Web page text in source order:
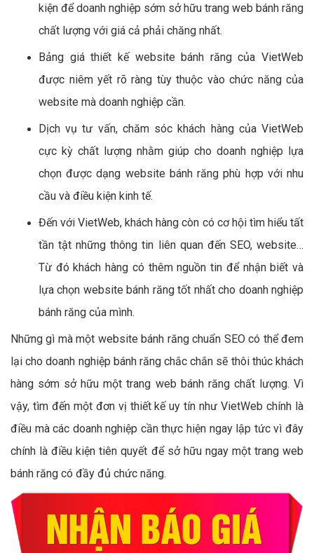
kiện để doanh nghiệp sớm sở hữu trang web bánh răng
chất lượng với giá cả phải chăng nhất.
Bảng giá thiết kế website bánh răng của VietWeb
được niêm yết rõ ràng tùy thuộc vào chức năng của
website mà doanh nghiệp cần.
Dịch vụ tư vấn, chăm sóc khách hàng của VietWeb
cực kỳ chất lượng nhằm giúp cho doanh nghiệp lựa
chọn được dạng website bánh răng phù hợp với nhu
cầu và điều kiện kinh tế.
Đến với VietWeb, khách hàng còn có cơ hội tìm hiểu tất
tần tật những thông tin liên quan đến SEO, website…
Từ đó khách hàng có thêm nguồn tin để nhận biết và
lựa chọn website bánh răng tốt nhất cho doanh nghiệp
bánh răng của mình.
Những gì mà một website bánh răng chuẩn SEO có thể đem
lại cho doanh nghiệp bánh răng chắc chắn sẽ thôi thúc khách
hàng sớm sở hữu một trang web bánh răng chất lượng. Vì
vậy, tìm đến một đơn vị thiết kế uy tín như VietWeb chính là
điều mà các doanh nghiệp cần thực hiện ngay lập tức vì đây
chính là điều kiện tiên quyết để sở hữu ngay một trang web
bánh răng có đầy đủ chức năng.